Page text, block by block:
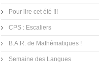
Pour lire cet été !!!
CPS : Escaliers
B.A.R. de Mathématiques !
Semaine des Langues